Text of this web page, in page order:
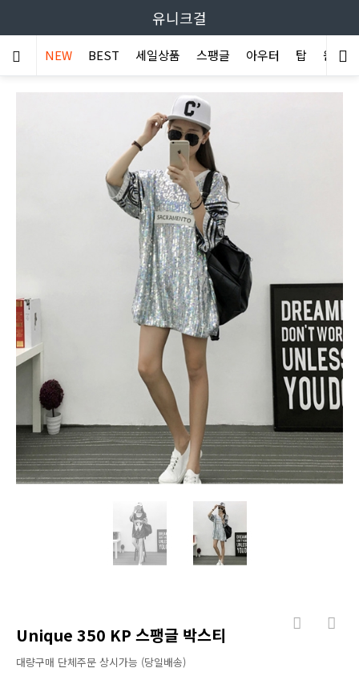
유니크걸
NEW BEST 세일상품 스팽글 아우터 탑 원피스
Unique 350 KP 스팽글 박스티
대량구매 단체주문 상시가능 (당일배송)